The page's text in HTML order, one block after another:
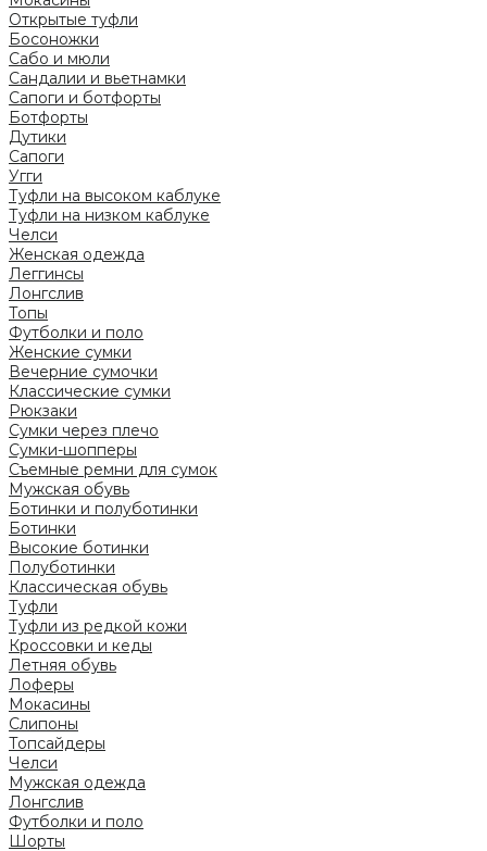
Открытые туфли
Босоножки
Сабо и мюли
Сандалии и вьетнамки
Сапоги и ботфорты
Ботфорты
Дутики
Сапоги
Угги
Туфли на высоком каблуке
Туфли на низком каблуке
Челси
Женская одежда
Леггинсы
Лонгслив
Топы
Футболки и поло
Женские сумки
Вечерние сумочки
Классические сумки
Рюкзаки
Сумки через плечо
Сумки-шопперы
Съемные ремни для сумок
Мужская обувь
Ботинки и полуботинки
Ботинки
Высокие ботинки
Полуботинки
Классическая обувь
Туфли
Туфли из редкой кожи
Кроссовки и кеды
Летняя обувь
Лоферы
Мокасины
Слипоны
Топсайдеры
Челси
Мужская одежда
Лонгслив
Футболки и поло
Шорты